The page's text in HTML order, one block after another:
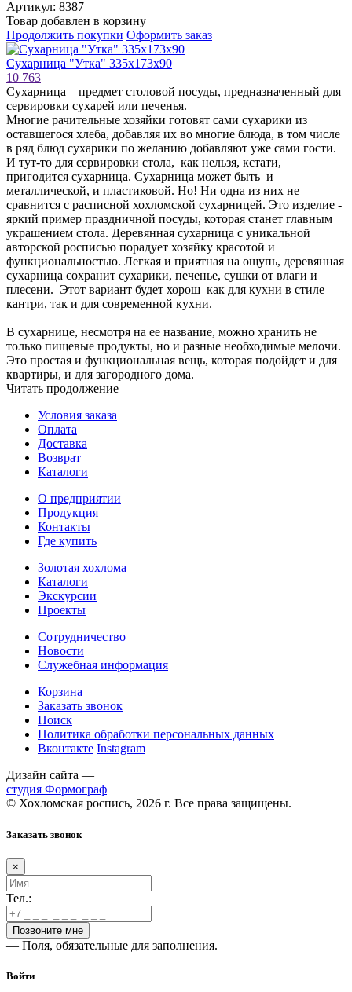
Артикул: 8387
Товар добавлен в корзину
Продолжить покупки Оформить заказ
Сухарница "Утка" 335х173х90
10 763
Сухарница – предмет столовой посуды, предназначенный для
сервировки сухарей или печенья.
Многие рачительные хозяйки готовят сами сухарики из
оставшегося хлеба, добавляя их во многие блюда, в том числе
в ряд блюд сухарики по желанию добавляют уже сами гости.
И тут-то для сервировки стола, как нельзя, кстати,
пригодится сухарница. Сухарница может быть и
металлической, и пластиковой. Но! Ни одна из них не
сравнится с расписной хохломской сухарницей. Это изделие -
яркий пример праздничной посуды, которая станет главным
украшением стола. Деревянная сухарница с уникальной
авторской росписью порадует хозяйку красотой и
функциональностью. Легкая и приятная на ощупь, деревянная
сухарница сохранит сухарики, печенье, сушки от влаги и
плесени. Этот вариант будет хорош как для кухни в стиле
кантри, так и для современной кухни.
В сухарнице, несмотря на ее название, можно хранить не
только пищевые продукты, но и разные необходимые мелочи.
Это простая и функциональная вещь, которая подойдет и для
квартиры, и для загородного дома.
Читать продолжение
Условия заказа
Оплата
Доставка
Возврат
Каталоги
О предприятии
Продукция
Контакты
Где купить
Золотая хохлома
Каталоги
Экскурсии
Проекты
Сотрудничество
Новости
Служебная информация
Корзина
Заказать звонок
Поиск
Политика обработки персональных данных
Вконтакте Instagram
Дизайн сайта —
студия Формограф
© Хохломская роспись, 2026 г. Все права защищены.
Заказать звонок
×
Тел.:
— Поля, обязательные для заполнения.
Войти